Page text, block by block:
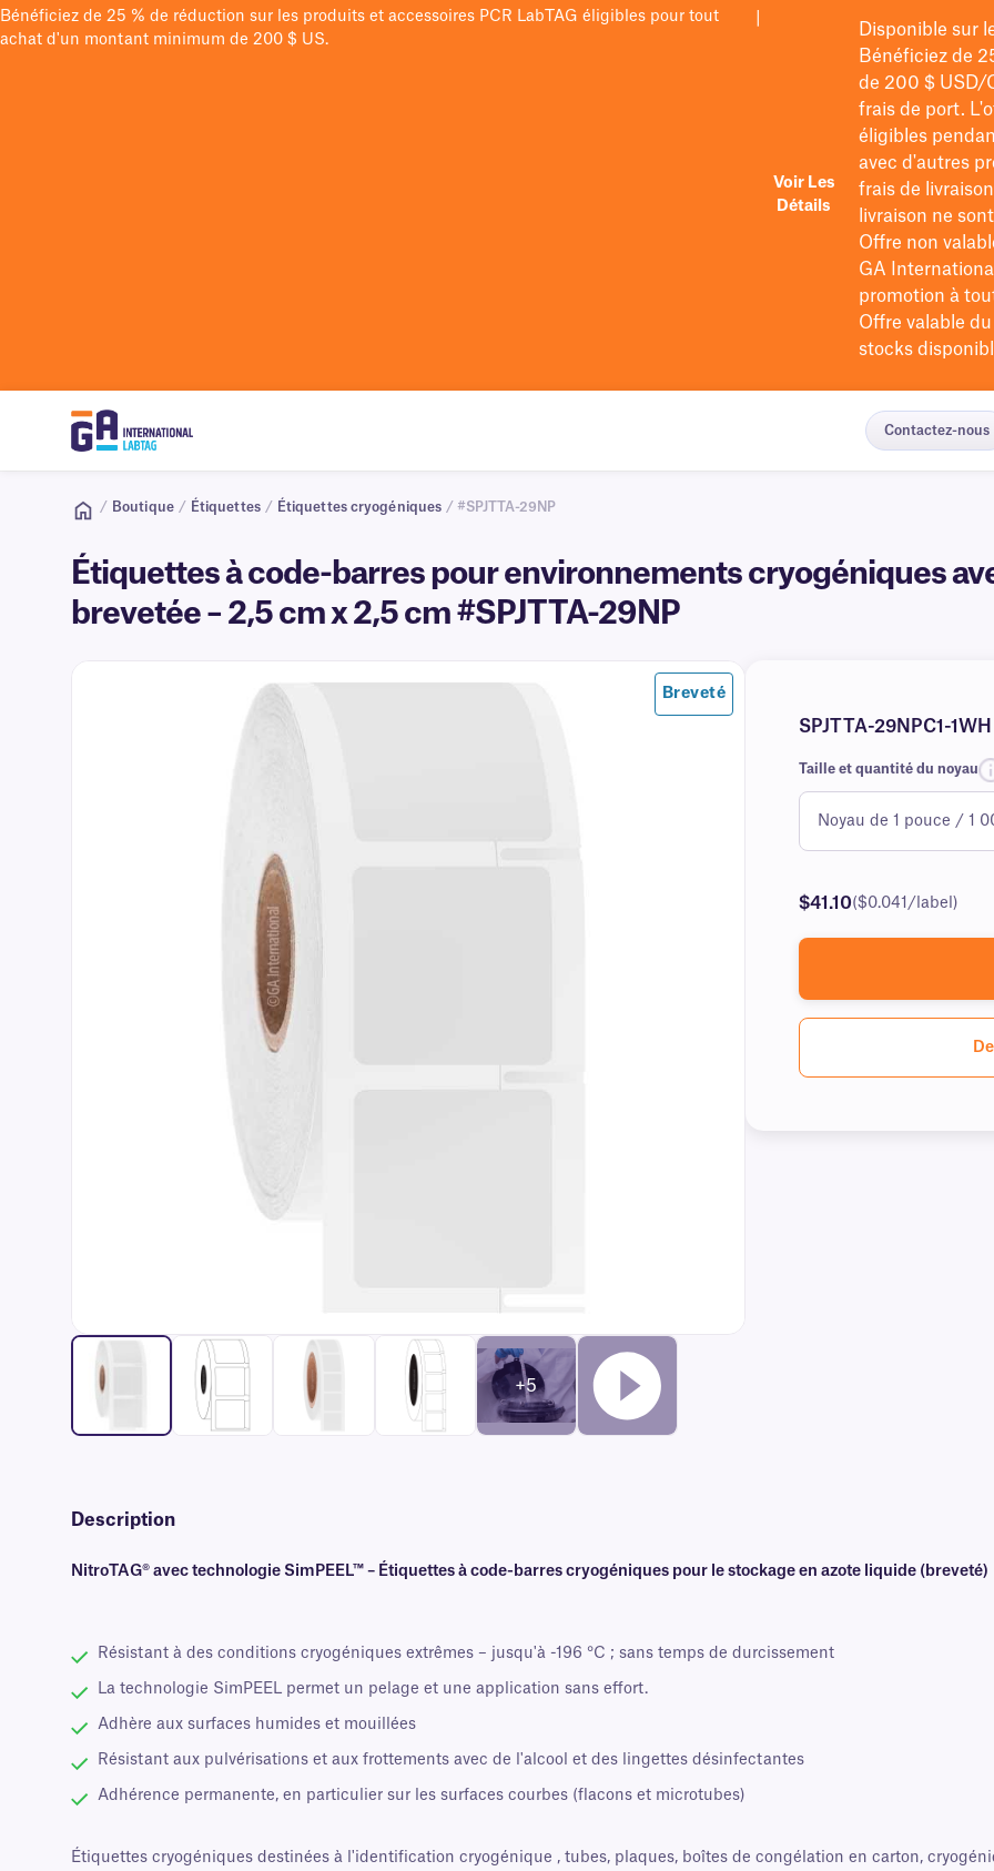
Bénéficiez de 25 % de réduction sur les produits et accessoires PCR LabTAG éligibles pour tout
achat d'un montant minimum de 200 $ US.
Voir Les
Détails
Disponible sur
Bénéficiez de
de 200 $USD/
frais de port.
éligibles
avec d'autres
frais de
livraison ne
Offre non
GA
promotion à
Offre valable
stocks
Contactez-nous
/ Boutique / Étiquettes / Étiquettes cryogéniques / #SPJTTA-29NP
Étiquettes à code-barres pour environnements cryogéniques
brevetée – 2,5 cm x 2,5 cm #SPJTTA-29NP
+5
Breveté
SPJTTA-29NPC1-1WH
Taille et quantité du noyau
$41.10($0.041/label)
Description
NitroTAG® avec technologie SimPEEL™ – Étiquettes à code-barres cryogéniques pour le stockage en azote liquide (breveté)
Résistant à des conditions cryogéniques extrêmes – jusqu'à -196 °C ; sans temps de durcissement
La technologie SimPEEL permet un pelage et une application sans effort.
Adhère aux surfaces humides et mouillées
Résistant aux pulvérisations et aux frottements avec de l'alcool et des lingettes désinfectantes
Adhérence permanente, en particulier sur les surfaces courbes (flacons et microtubes)
Étiquettes cryogéniques destinées à l'identification cryogénique , tubes, plaques, boîtes de congélation en carton,